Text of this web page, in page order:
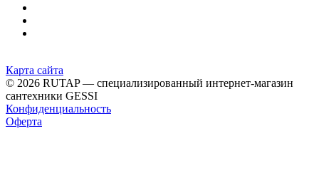
Карта сайта
© 2026 RUTAP — специализированный интернет-магазин
сантехники GESSI
Конфиденциальность
Оферта